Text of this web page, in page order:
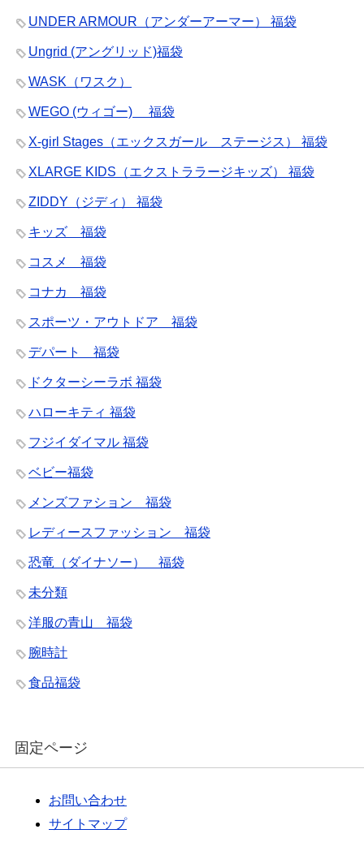
UNDER ARMOUR（アンダーアーマー） 福袋
Ungrid (アングリッド)福袋
WASK（ワスク）
WEGO (ウィゴー) 福袋
X-girl Stages（エックスガール ステージス） 福袋
XLARGE KIDS（エクストララージキッズ） 福袋
ZIDDY（ジディ） 福袋
キッズ 福袋
コスメ 福袋
コナカ 福袋
スポーツ・アウトドア 福袋
デパート 福袋
ドクターシーラボ 福袋
ハローキティ 福袋
フジイダイマル 福袋
ベビー福袋
メンズファション 福袋
レディースファッション 福袋
恐竜（ダイナソー） 福袋
未分類
洋服の青山 福袋
腕時計
食品福袋
固定ページ
お問い合わせ
サイトマップ